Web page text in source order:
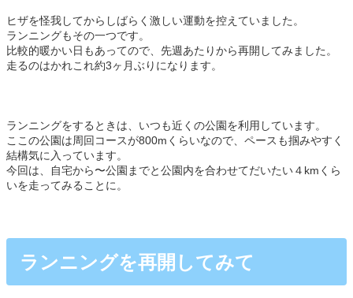
ヒザを怪我してからしばらく激しい運動を控えていました。
ランニングもその一つです。
比較的暖かい日もあってので、先週あたりから再開してみました。
走るのはかれこれ約3ヶ月ぶりになります。
ランニングをするときは、いつも近くの公園を利用しています。
ここの公園は周回コースが800mくらいなので、ペースも掴みやすく
結構気に入っています。
今回は、自宅から〜公園までと公園内を合わせてだいたい４kmくら
いを走ってみることに。
ランニングを再開してみて